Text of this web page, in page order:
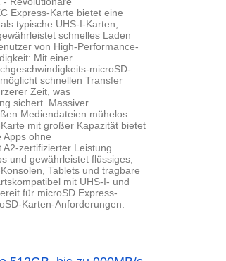
Express-Karte bietet eine
typische UHS-I-Karten,
schnelles Laden
von High-Performance-
Mit einer
microSD-
schnellen Transfer
Zeit, was
sichert. Massiver
Mediendateien mühelos
mit großer Kapazität bietet
Apps ohne
zertifizierter Leistung
und gewährleistet flüssiges,
Tablets und tragbare
mit UHS-I- und
für microSD Express-
Karten-Anforderungen.